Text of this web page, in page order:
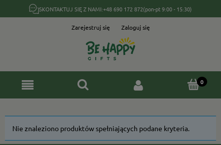
SKONTAKTUJ SIĘ Z NAMI:+48 690 172 872(pon-pt 9:00 - 15:30)
Zarejestruj się Zaloguj się
Nie znaleziono produktów spełniających podane kryteria.